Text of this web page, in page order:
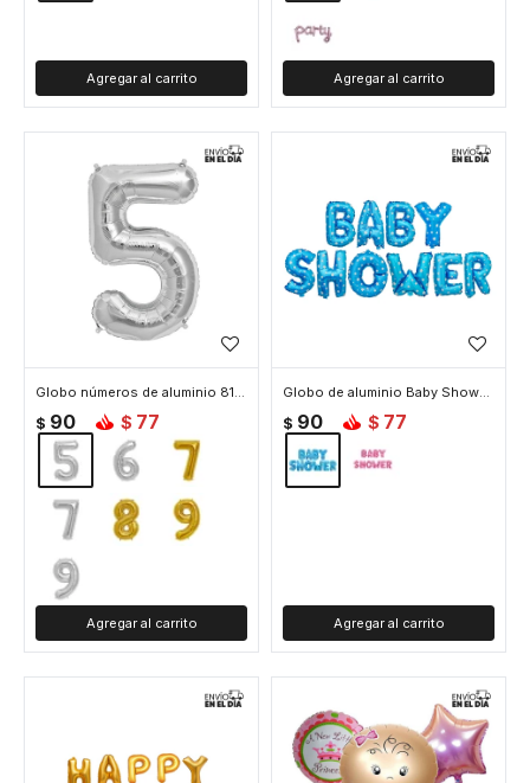
Globo números de aluminio 81 cm - 5 Plata
$ 90 $ 77
Globo de aluminio Baby Shower - Celeste
$ 90 $ 77